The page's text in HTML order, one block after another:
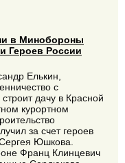
в Минобороны
Героев России
Елькин,
с
дачу в Красной
курортном
за счет героев
Юшкова.
Франц Клинцевич